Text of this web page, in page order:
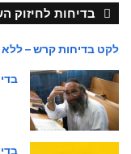
בדיחות לחיזוק
לקט בדיחות קרש –